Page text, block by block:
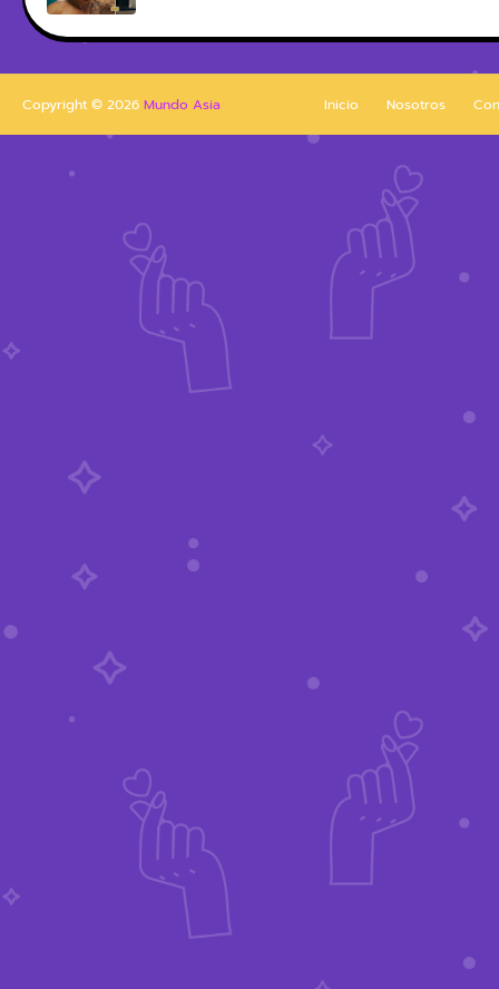
Inicio Nosotros
Copyright © 2026 Mundo Asia